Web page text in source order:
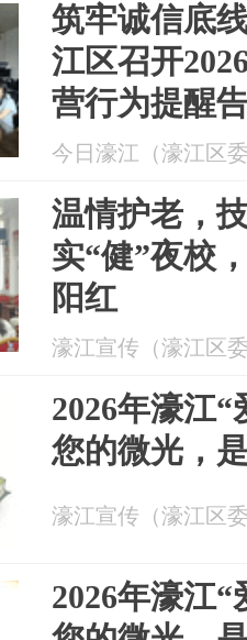
筑牢诚信底
江区召开
营行为提醒
今日濠江（濠江区
温情护老，
实“健”夜校
阳红
濠江宣传（濠江区
2026年濠江
您的微光，
濠江宣传（濠江区
2026年濠江